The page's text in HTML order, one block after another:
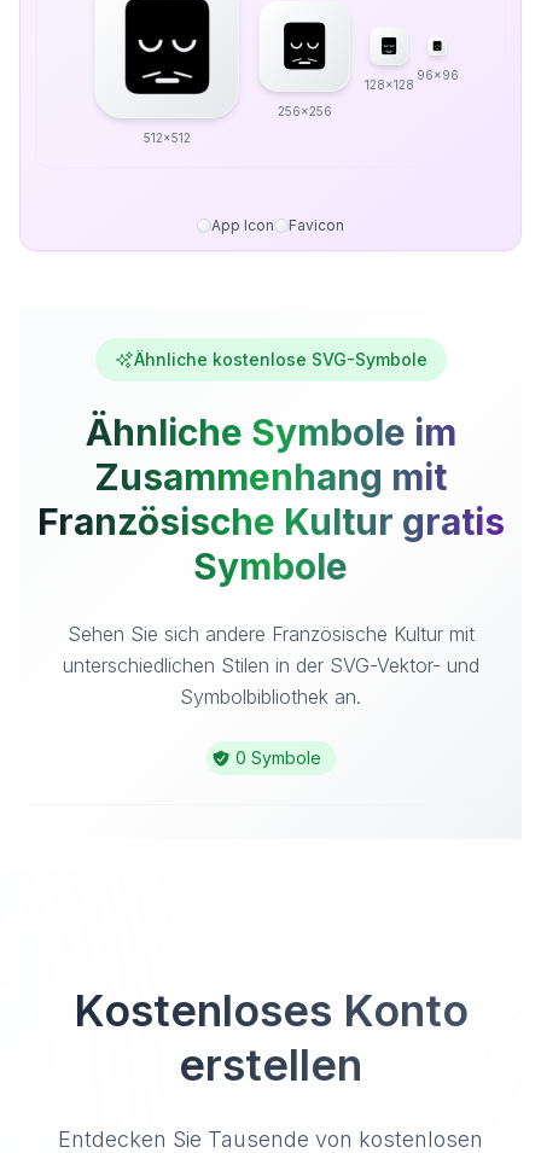
512x512
256x256
128x128
96x96
App Icon Favicon
Ähnliche kostenlose SVG-Symbole
Ähnliche Symbole im
Zusammenhang mit
Französische Kultur gratis
Symbole
Sehen Sie sich andere Französische Kultur mit
unterschiedlichen Stilen in der SVG-Vektor- und
Symbolbibliothek an.
0 Symbole
Kostenloses Konto
erstellen
Entdecken Sie Tausende von kostenlosen